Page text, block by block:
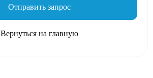
Отправить запрос
Вернуться на главную